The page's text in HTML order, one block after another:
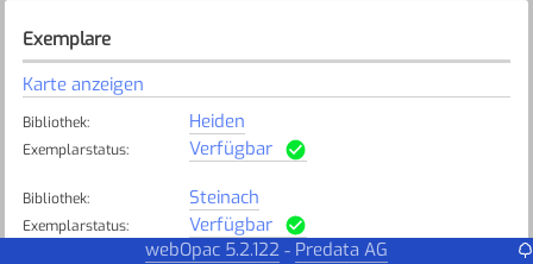
Exemplare
Karte anzeigen
Bibliothek: Heiden
Exemplarstatus: Verfügbar
Bibliothek: Steinach
Exemplarstatus:
Verfügbar
webOpac 5.2.122 - Predata AG